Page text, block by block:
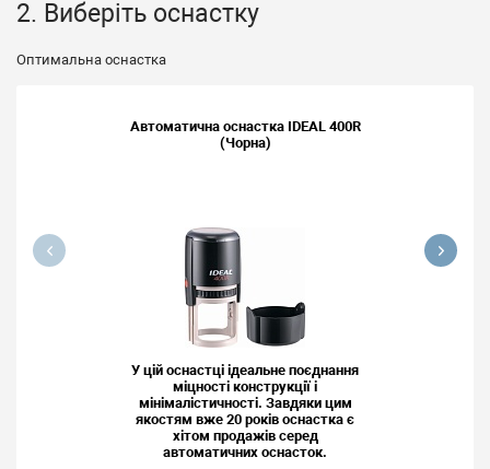
2. Виберіть оснастку
Оптимальна оснастка
Автоматична оснастка IDEAL 400R
(Чорна)
У цій оснастці ідеальне поєднання
міцності конструкції і
мінімалістичності. Завдяки цим
якостям вже 20 років оснастка є
хітом продажів серед
автоматичних оснасток.